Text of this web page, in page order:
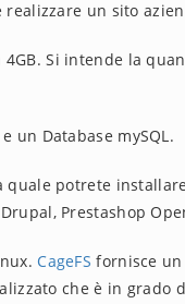
realizzare un sito
4GB. Si intende la
un Database mySQL.
quale potrete
Drupal, Prestashop
CageFS fornisce
che è in grado